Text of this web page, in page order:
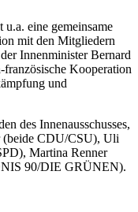
eine gemeinsame
mit den Mitgliedern
Innenminister Bernard
französische Kooperation
und
des Innenausschusses,
(beide CDU/CSU), Uli
Martina Renner
90/DIE GRÜNEN).